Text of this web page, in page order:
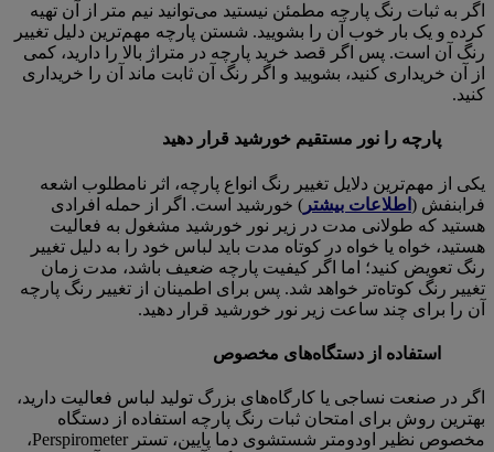
اگر به ثبات رنگ پارچه مطمئن نیستید می‌توانید نیم متر از آن تهیه
کرده و یک بار خوب آن را بشویید. شستن پارچه مهم‌ترین دلیل تغییر
رنگ آن است. پس اگر قصد خرید پارچه در متراژ بالا را دارید، کمی
از آن خریداری کنید، بشویید و اگر رنگ آن ثابت ماند آن را خریداری
کنید.
پارچه را نور مستقیم خورشید قرار دهید
یکی از مهم‌ترین دلایل تغییر رنگ انواع پارچه، اثر نامطلوب اشعه
فرابنفش ( اطلاعات بیشتر ) خورشید است. اگر از حمله افرادی
هستید که طولانی مدت در زیر نور خورشید مشغول به فعالیت
هستید، خواه یا خواه در کوتاه مدت باید لباس خود را به دلیل تغییر
رنگ تعویض کنید؛ اما اگر کیفیت پارچه ضعیف باشد، مدت زمان
تغییر رنگ کوتاه‌تر خواهد شد. پس برای اطمینان از تغییر رنگ پارچه
آن را برای چند ساعت زیر نور خورشید قرار دهید.
استفاده از دستگاه‌های مخصوص
اگر در صنعت نساجی یا کارگاه‌های بزرگ تولید لباس فعالیت دارید،
بهترین روش برای امتحان ثبات رنگ پارچه استفاده از دستگاه
مخصوص نظیر اودومتر شستشوی دما پایین، تستر Perspirometer،